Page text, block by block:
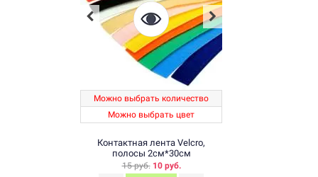
Можно выбрать количество
Можно выбрать цвет
Контактная лента Velcro,
полосы 2см*30см
15 руб. 10 руб.